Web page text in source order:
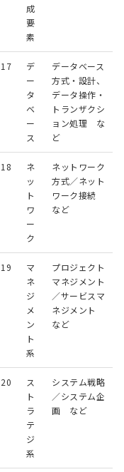
成
要
素
17
デ
ー
タ
ベ
ー
ス
データベース
方式・設計、
データ操作・
トランザクシ
ョン処理 な
ど
18
ネ
ッ
ト
ワ
ー
ク
ネットワーク
方式／ネット
ワーク接続
など
19
マ
ネ
ジ
メ
ン
ト
系
プロジェクト
マネジメント
／サービスマ
ネジメント
など
20
ス
ト
ラ
テ
ジ
系
システム戦略
／システム企
画 など